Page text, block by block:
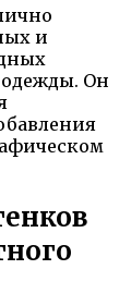
и
одежды. Он